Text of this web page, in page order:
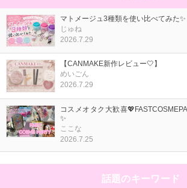
マトメージュ3種類を使い比べてみた✨
じゅね
2026.7.29
【CANMAKE新作レビュー🤍】
めいごん
2026.7.29
コスメオタク大歓喜
✨
ここな
2026.7.25
話題のキーワード